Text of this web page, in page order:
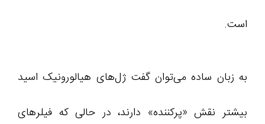
است.
به زبان ساده می‌توان گفت ژل‌های هیالورونیک اسید
بیشتر نقش «پرکننده» دارند، در حالی که فیلرهای